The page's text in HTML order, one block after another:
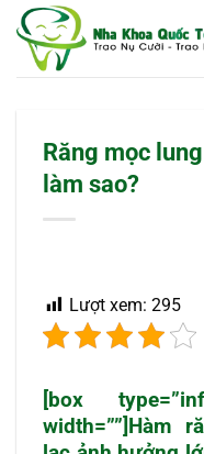
qua
Răng mọc
làm sao?
Lượt xem: 295
[box
width=””]Hàm